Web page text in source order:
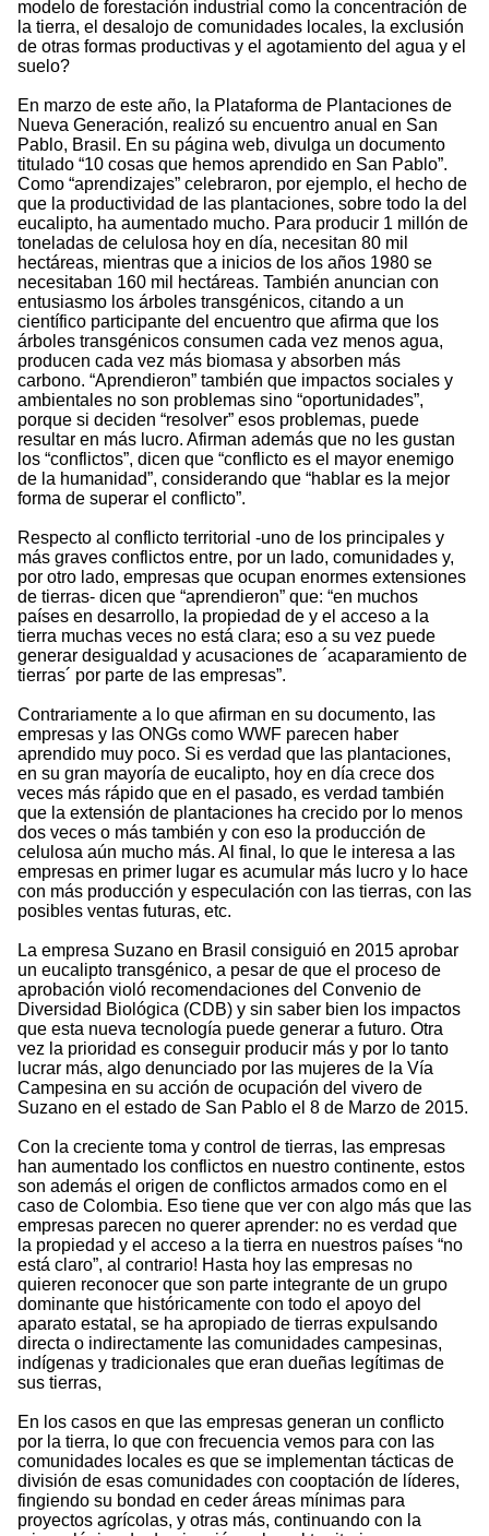
modelo de forestación industrial como la concentración de
la tierra, el desalojo de comunidades locales, la exclusión
de otras formas productivas y el agotamiento del agua y el
suelo?
En marzo de este año, la Plataforma de Plantaciones de
Nueva Generación, realizó su encuentro anual en San
Pablo, Brasil. En su página web, divulga un documento
titulado “10 cosas que hemos aprendido en San Pablo”.
Como “aprendizajes” celebraron, por ejemplo, el hecho de
que la productividad de las plantaciones, sobre todo la del
eucalipto, ha aumentado mucho. Para producir 1 millón de
toneladas de celulosa hoy en día, necesitan 80 mil
hectáreas, mientras que a inicios de los años 1980 se
necesitaban 160 mil hectáreas. También anuncian con
entusiasmo los árboles transgénicos, citando a un
científico participante del encuentro que afirma que los
árboles transgénicos consumen cada vez menos agua,
producen cada vez más biomasa y absorben más
carbono. “Aprendieron” también que impactos sociales y
ambientales no son problemas sino “oportunidades”,
porque si deciden “resolver” esos problemas, puede
resultar en más lucro. Afirman además que no les gustan
los “conflictos”, dicen que “conflicto es el mayor enemigo
de la humanidad”, considerando que “hablar es la mejor
forma de superar el conflicto”.
Respecto al conflicto territorial -uno de los principales y
más graves conflictos entre, por un lado, comunidades y,
por otro lado, empresas que ocupan enormes extensiones
de tierras- dicen que “aprendieron” que: “en muchos
países en desarrollo, la propiedad de y el acceso a la
tierra muchas veces no está clara; eso a su vez puede
generar desigualdad y acusaciones de ´acaparamiento de
tierras´ por parte de las empresas”.
Contrariamente a lo que afirman en su documento, las
empresas y las ONGs como WWF parecen haber
aprendido muy poco. Si es verdad que las plantaciones,
en su gran mayoría de eucalipto, hoy en día crece dos
veces más rápido que en el pasado, es verdad también
que la extensión de plantaciones ha crecido por lo menos
dos veces o más también y con eso la producción de
celulosa aún mucho más. Al final, lo que le interesa a las
empresas en primer lugar es acumular más lucro y lo hace
con más producción y especulación con las tierras, con las
posibles ventas futuras, etc.
La empresa Suzano en Brasil consiguió en 2015 aprobar
un eucalipto transgénico, a pesar de que el proceso de
aprobación violó recomendaciones del Convenio de
Diversidad Biológica (CDB) y sin saber bien los impactos
que esta nueva tecnología puede generar a futuro. Otra
vez la prioridad es conseguir producir más y por lo tanto
lucrar más, algo denunciado por las mujeres de la Vía
Campesina en su acción de ocupación del vivero de
Suzano en el estado de San Pablo el 8 de Marzo de 2015.
Con la creciente toma y control de tierras, las empresas
han aumentado los conflictos en nuestro continente, estos
son además el origen de conflictos armados como en el
caso de Colombia. Eso tiene que ver con algo más que las
empresas parecen no querer aprender: no es verdad que
la propiedad y el acceso a la tierra en nuestros países “no
está claro”, al contrario! Hasta hoy las empresas no
quieren reconocer que son parte integrante de un grupo
dominante que históricamente con todo el apoyo del
aparato estatal, se ha apropiado de tierras expulsando
directa o indirectamente las comunidades campesinas,
indígenas y tradicionales que eran dueñas legítimas de
sus tierras,
En los casos en que las empresas generan un conflicto
por la tierra, lo que con frecuencia vemos para con las
comunidades locales es que se implementan tácticas de
división de esas comunidades con cooptación de líderes,
fingiendo su bondad en ceder áreas mínimas para
proyectos agrícolas, y otras más, continuando con la